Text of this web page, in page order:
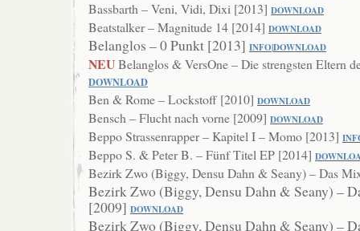
Bassbarth – Veni, Vidi, Dixi [2013] DOWNLOAD
Beatstalker – Magnitude 14 [2014] DOWNLOAD
Belanglos – 0 Punkt [2013] INFO|DOWNLOAD
NEUBelanglos & VersOne – Die strengsten Eltern
DOWNLOAD
Ben & Rome – Lockstoff [2010] DOWNLOAD
Bensch – Flucht nach vorne [2009] DOWNLOAD
Beppo Strassenrapper – Kapitel I – Momo [2013]
Beppo S. & Peter B. – Fünf Titel EP [2014] DOWNL
Bezirk Zwo (Biggy, Densu Dahn & Seany) – Das
Bezirk Zwo (Biggy, Densu Dahn & Seany) –
[2009] DOWNLOAD
Bezirk Zwo (Biggy, Densu Dahn & Seany) –